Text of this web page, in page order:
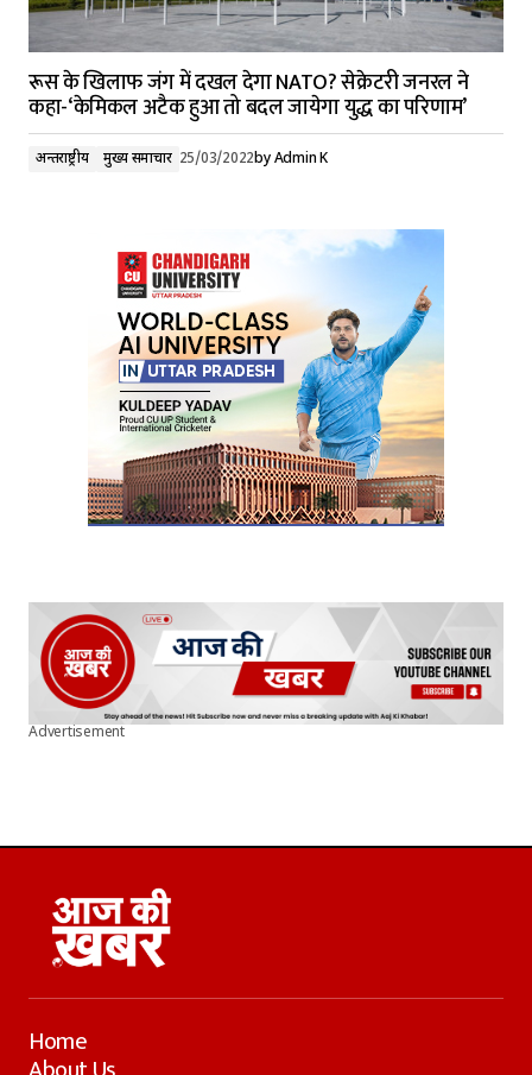
रूस के खिलाफ जंग में दखल देगा NATO? सेक्रेटरी जनरल ने
कहा-‘केमिकल अटैक हुआ तो बदल जायेगा युद्ध का परिणाम’
अन्तर्राष्ट्रीय मुख्य समाचार 25/03/2022by Admin K
Advertisement
Home